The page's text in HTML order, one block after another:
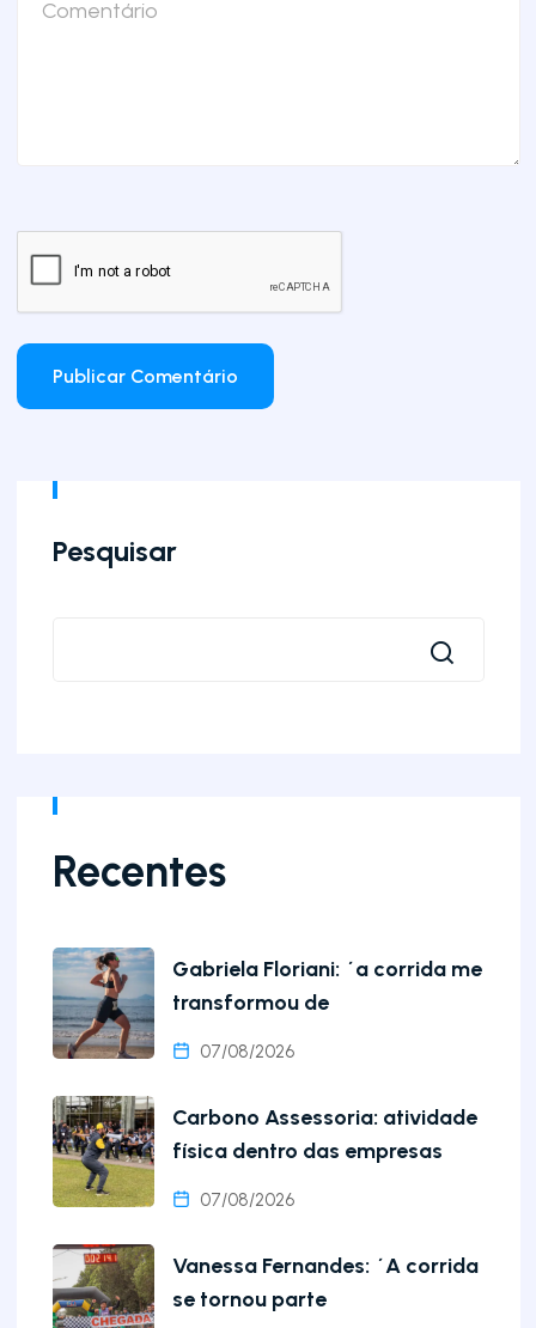
Pesquisar
Recentes
Gabriela Floriani: ´a corrida me
transformou de
07/08/2026
Carbono Assessoria: atividade
física dentro das empresas
07/08/2026
Vanessa Fernandes: ´A corrida
se tornou parte